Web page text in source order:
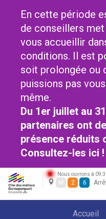
En cette période
de conseillers
vous accueillir
conditions. Il est
soit prolongée ou
puissions pas
même.
Du 1er juillet au
partenaires ont
présence réduits
Consultez-les ici !
Nous ouvrons à
M 2 6
Accueil